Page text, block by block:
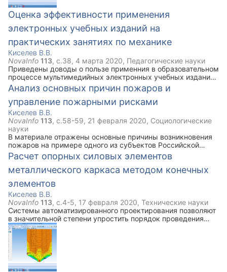
Оценка эффективности применения
электронных учебных изданий на
практических занятиях по механике
Киселев В.В.
NovaInfo 113, с.38, 4 марта 2020, Педагогические науки
Приведены доводы о пользе применния в образовательном
процессе мультимедийных электронных учебных изданий
при изучении дисциплины Механика. Описана примерная
структура электронного учебного издания по дисциплине
Механика.
Анализ основных причин пожаров и
управление пожарными рисками
Киселев В.В.
NovaInfo 113, с.58-59, 21 февраля 2020, Социологические
науки
В материале отражены основные причины возникновения
пожаров на примере одного из субъектов Российской
Федерации. Отражена динамика пожарных рисков.
Указаны основные причины, вследствие которых
наблюдается наибольшее число пожаров и наиболее
тяжкие последствия от пожаров.
Расчет опорных силовых элементов
металлического каркаса методом конечных
элементов
Киселев В.В.
NovaInfo 113, с.4-5, 17 февраля 2020, Технические науки
Системы автоматизированного проектирования позволяют
в значительной степени упростить порядок проведения
проектных расчетов проектируемых конструкций.
Построенная трехмерная модель создаваемой
конструкции рассчитывается при помощи программы с
использованием метода конечных элементов и графически
отображает наиболее нагруженные части конструкции.
Здесь приведем последовательность данного расчета.